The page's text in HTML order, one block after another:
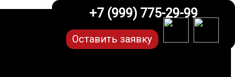
+7 (999) 775-29-99
Оставить заявку